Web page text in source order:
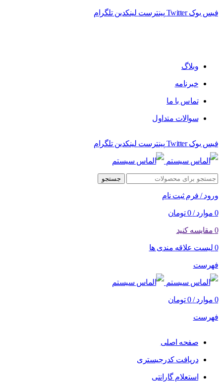
فیس بوک Twitter پینترست لینکدین تلگرام
وبلاگ
خبرنامه
تماس با ما
سوالات متداول
فیس بوک Twitter پینترست لینکدین تلگرام
جستجو
ورود / فرم ثبت نام
0 موارد /
0 تومان
0 مقایسه کنید
0 لیست علاقه مندی ها
فهرست
0 موارد /
0 تومان
فهرست
صفحه اصلی
دریافت کدرجیستری
استعلام گارانتی